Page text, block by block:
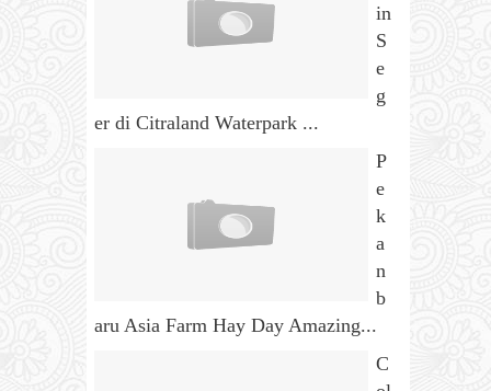
in
S
e
g
er di Citraland Waterpark ...
P
e
k
a
n
b
aru Asia Farm Hay Day Amazing...
C